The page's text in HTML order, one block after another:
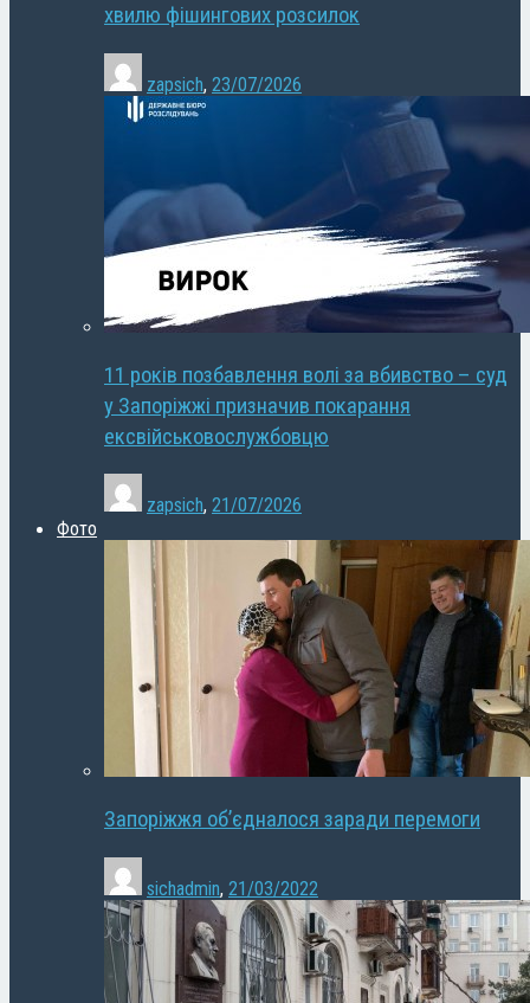
хвилю фішингових розсилок
zapsich, 23/07/2026
11 років позбавлення волі за вбивство – суд
у Запоріжжі призначив покарання
ексвійськовослужбовцю
zapsich, 21/07/2026
Фото
Запоріжжя об’єдналося заради перемоги
sichadmin, 21/03/2022